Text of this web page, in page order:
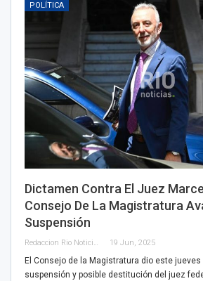
POLÍTICA
Dictamen Contra El Juez
Consejo De La Magistratura
Suspensión
Redaccion Rio Noticias 19 Jun, 2025
El Consejo de la Magistratura dio este
suspensión y posible destitución del juez